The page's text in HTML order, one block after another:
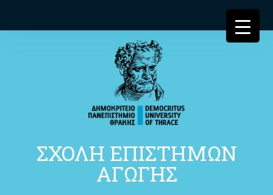
ΣΧΟΛΗ ΕΠΙΣΤΗΜΩΝ
ΑΓΩΓΗΣ